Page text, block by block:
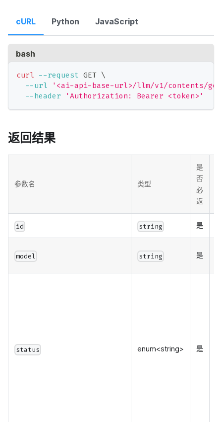
cURL Python JavaScript
bash
curl --request GET \
--url
'<ai-api-base-url>/llm/v1/contents/
--header
'Authorization: Bearer <token>'
返回结果
参数名 类型
是
否
必
返
id string 是
model string 是
status enum<string> 是